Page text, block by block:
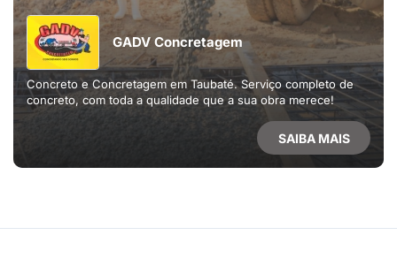
GADV Concretagem
Concreto e Concretagem em Taubaté. Serviço completo de
concreto, com toda a qualidade que a sua obra merece!
SAIBA MAIS